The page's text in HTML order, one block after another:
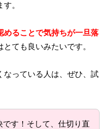
。
めることで気持ちが一旦落
ても良いみたいです。
なっている人は、ぜひ、試
です！そして、仕切り直